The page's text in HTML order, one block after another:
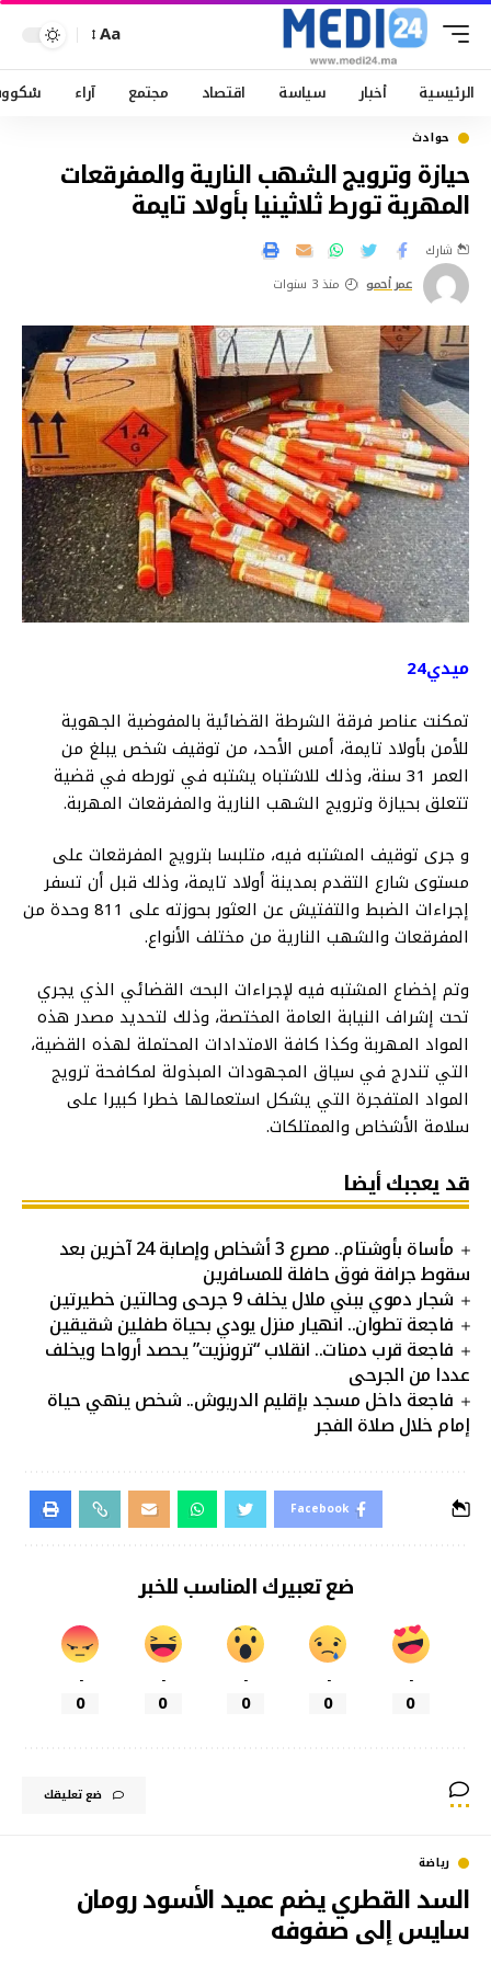
Aa
الرئيسية أخبار سياسة اقتصاد مجتمع آراء
حوادث
حيازة وترويج الشهب النارية والمفرقعات
المهربة تورط ثلاثينيا بأولاد تايمة
عمر أحمو منذ 3 سنوات
شارك
ميدي24
تمكنت عناصر فرقة الشرطة القضائية بالمفوضية الجهوية
للأمن بأولاد تايمة، أمس الأحد، من توقيف شخص يبلغ من
العمر 31 سنة، وذلك للاشتباه يشتبه في تورطه في قضية
تتعلق بحيازة وترويج الشهب النارية والمفرقعات المهربة.
و جرى توقيف المشتبه فيه، متلبسا بترويج المفرقعات على
مستوى شارع التقدم بمدينة أولاد تايمة، وذلك قبل أن تسفر
إجراءات الضبط والتفتيش عن العثور بحوزته على 811 وحدة من
المفرقعات والشهب النارية من مختلف الأنواع.
وتم إخضاع المشتبه فيه لإجراءات البحث القضائي الذي يجري
تحت إشراف النيابة العامة المختصة، وذلك لتحديد مصدر هذه
المواد المهربة وكذا كافة الامتدادات المحتملة لهذه القضية،
التي تندرج في سياق المجهودات المبذولة لمكافحة ترويج
المواد المتفجرة التي يشكل استعمالها خطرا كبيرا على
سلامة الأشخاص والممتلكات.
قد يعجبك أيضا
مأساة بأوشتام.. مصرع 3 أشخاص وإصابة 24 آخرين بعد
سقوط جرافة فوق حافلة للمسافرين
شجار دموي ببني ملال يخلف 9 جرحى وحالتين خطيرتين
فاجعة تطوان.. انهيار منزل يودي بحياة طفلين شقيقين
فاجعة قرب دمنات.. انقلاب “ترونزيت” يحصد أرواحا ويخلف
عددا من الجرحى
فاجعة داخل مسجد بإقليم الدريوش.. شخص ينهي حياة
إمام خلال صلاة الفجر
Facebook
ضع تعبيرك المناسب للخبر
-
0
-
0
-
0
-
0
-
0
ضع تعليقك
رياضة
السد القطري يضم عميد الأسود رومان
سايس إلى صفوفه